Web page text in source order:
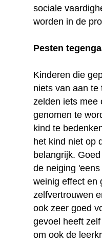
sociale
worden in de
Pesten
Kinderen die
niets van aan te
zelden iets mee
genomen te
kind te
het kind niet op
belangrijk.
de neiging
weinig effect en
zelfvertrouwen
ook zeer goed
gevoel heeft
om ook de